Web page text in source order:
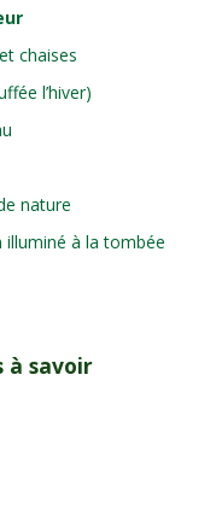
chaises
l’hiver)
nature
illuminé à la tombée
savoir